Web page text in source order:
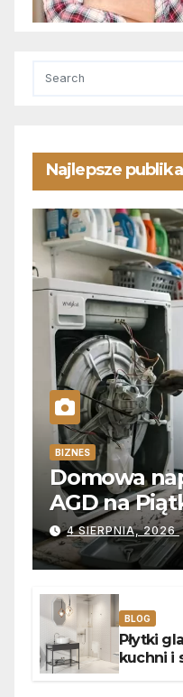
Najlepsze
BIZNES
Domowa
AGD na
usterek
4 SIERPNIA, 2026
BLOG
Płytki
kuchni i